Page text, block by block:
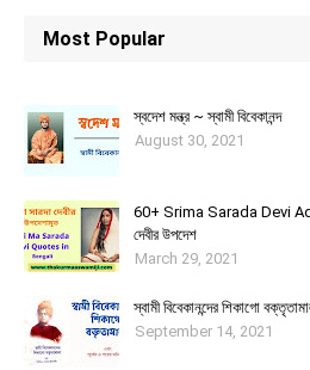
Most Popular
স্বদেশ মন্ত্র ~ স্বামী বিবেকানন্দ
August 30, 2021
60+ Srima Sarada Devi
দেবীর উপদেশ
March 29, 2021
স্বামী বিবেকানন্দের শিকাগাে
September 14, 2021